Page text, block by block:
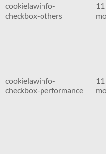
cookielawinfo-
checkbox-others
11
cookielawinfo-
checkbox-performance
11